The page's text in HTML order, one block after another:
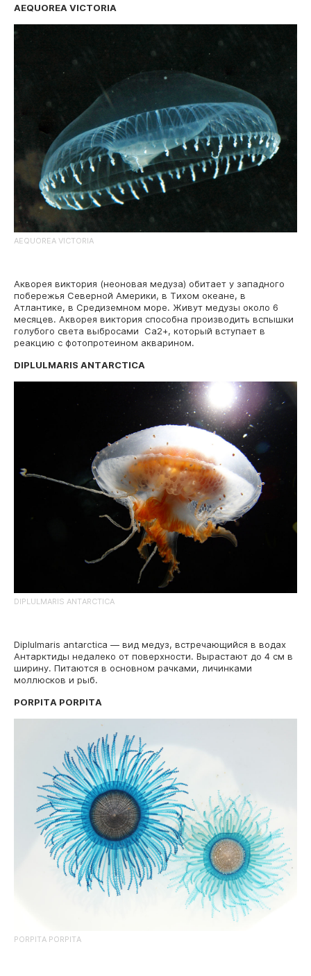
AEQUOREA VICTORIA
AEQUOREA VICTORIA
Акворея виктория (неоновая медуза) обитает у западного
побережья Северной Америки, в Тихом океане, в
Атлантике, в Средиземном море. Живут медузы около 6
месяцев. Акворея виктория способна производить вспышки
голубого света выбросами Ca2+, который вступает в
реакцию с фотопротеином акварином.
DIPLULMARIS ANTARCTICA
DIPLULMARIS ANTARCTICA
Diplulmaris antarctica — вид медуз, встречающийся в водах
Антарктиды недалеко от поверхности. Вырастают до 4 см в
ширину. Питаются в основном рачками, личинками
моллюсков и рыб.
PORPITA PORPITA
PORPITA PORPITA